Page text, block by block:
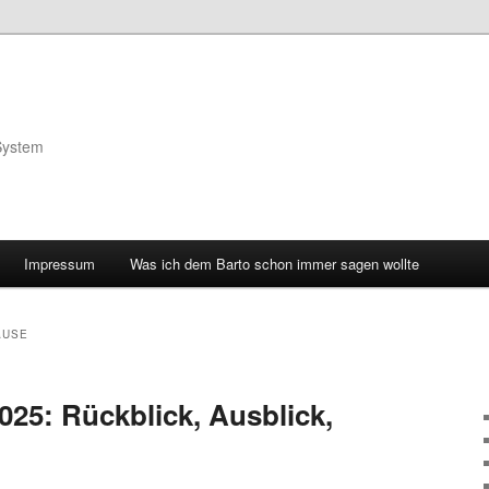
Impressum Was ich dem Barto schon immer sagen wollte
Rückblick, Ausblick,